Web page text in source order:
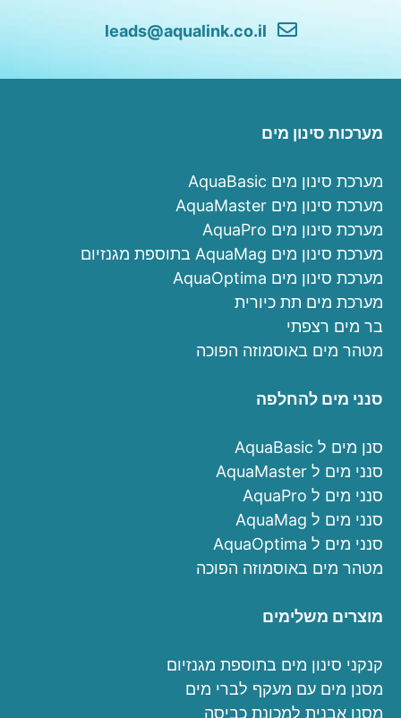
מערכות סינון מים
מערכת סינון מים AquaBasic
מערכת סינון מים AquaMaster
מערכת סינון מים AquaPro
מערכת סינון מים AquaMag בתוספת מגנזיום
מערכת סינון מים AquaOptima
מערכת מים תת כיורית
בר מים רצפתי
מטהר מים באוסמוזה הפוכה
סנני מים להחלפה
סנן מים ל AquaBasic
סנני מים ל AquaMaster
סנני מים ל AquaPro
סנני מים ל AquaMag
סנני מים ל AquaOptima
מטהר מים באוסמוזה הפוכה
מוצרים משלימים
קנקני סינון מים בתוספת מגנזיום
מסנן מים עם מעקף לברי מים
מסנן אבנית למכונת כביסה